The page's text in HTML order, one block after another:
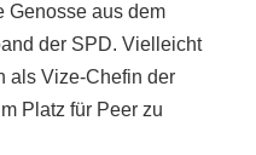
Genosse aus dem
der SPD. Vielleicht
als Vize-Chefin der
Platz für Peer zu